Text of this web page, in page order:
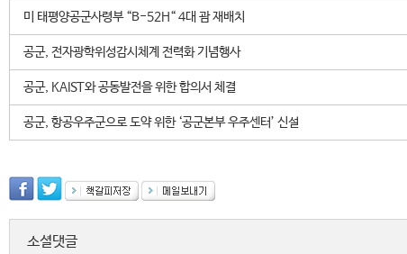
미 태평양공군사령부 “B-52H“ 4대 괌 재배치
공군, 전자광학위성감시체계 전력화 기념행사
공군, KAIST와 공동발전을 위한 합의서 체결
공군, 항공우주군으로 도약 위한 ‘공군본부 우주센터’ 신설
소셜댓글